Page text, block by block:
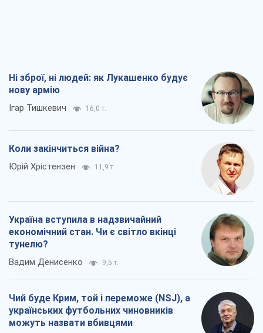
Ні зброї, ні людей: як Лукашенко будує
нову армію
Ігар Тишкевич 16,0 т.
Коли закінчиться війна?
Юрій Хрістензен 11,9 т.
Україна вступила в надзвичайний
економічний стан. Чи є світло вкінці
тунелю?
Вадим Денисенко 9,5 т.
Чий буде Крим, той і переможе (NSJ), а
українських футбольних чиновників
можуть назвати вбивцями